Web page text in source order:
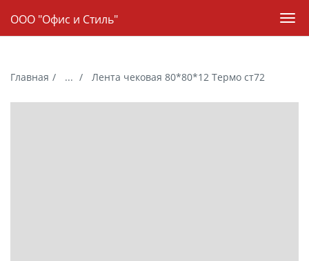
content
Навигация
ООО "Офис и Стиль"
Главная ... Каталог
Лента чековая
Лента чековая 80*80*12 Термо ст72